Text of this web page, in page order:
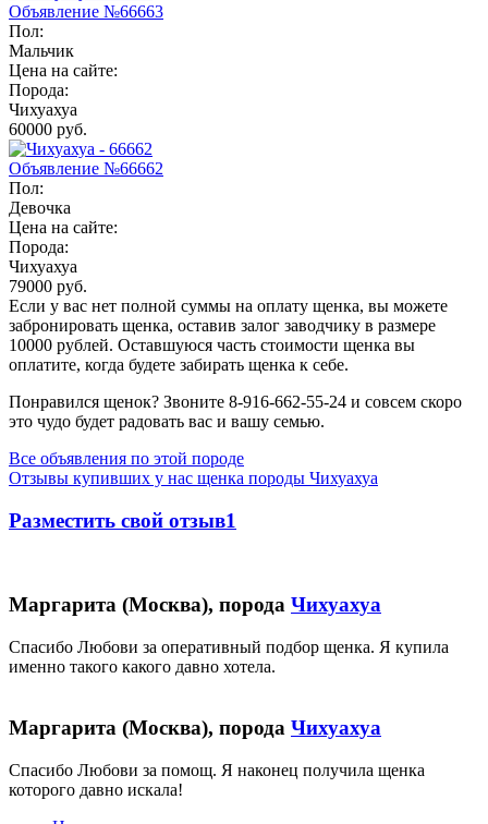
Объявление №66663
Пол:
Мальчик
Цена на сайте:
Порода:
Чихуахуа
60000 руб.
Объявление №66662
Пол:
Девочка
Цена на сайте:
Порода:
Чихуахуа
79000 руб.
Если у вас нет полной суммы на оплату щенка, вы можете
забронировать щенка, оставив залог заводчику в размере
10000 рублей. Оставшуюся часть стоимости щенка вы
оплатите, когда будете забирать щенка к себе.
Понравился щенок? Звоните 8-916-662-55-24 и совсем скоро
это чудо будет радовать вас и вашу семью.
Все объявления по этой породе
Отзывы купивших у нас щенка породы Чихуахуа
Разместить свой отзыв1
Маргарита (Москва), порода Чихуахуа
Спасибо Любови за оперативный подбор щенка. Я купила
именно такого какого давно хотела.
Маргарита (Москва), порода Чихуахуа
Спасибо Любови за помощ. Я наконец получила щенка
которого давно искала!